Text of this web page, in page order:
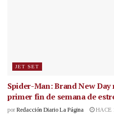
JET SET
Spider-Man: Brand New
primer fin de semana de
por Redacción Diario La Página HACE